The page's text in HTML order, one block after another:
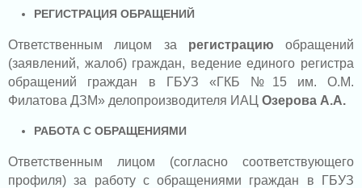
РЕГИСТРАЦИЯ ОБРАЩЕНИЙ
Ответственным лицом за регистрацию обращений
(заявлений, жалоб) граждан, ведение единого регистра
обращений граждан в ГБУЗ «ГКБ №15 им. О.М.
Филатова ДЗМ» делопроизводителя ИАЦ Озерова А.А.
РАБОТА С ОБРАЩЕНИЯМИ
Ответственным лицом (согласно соответствующего
профиля) за работу с обращениями граждан в ГБУЗ